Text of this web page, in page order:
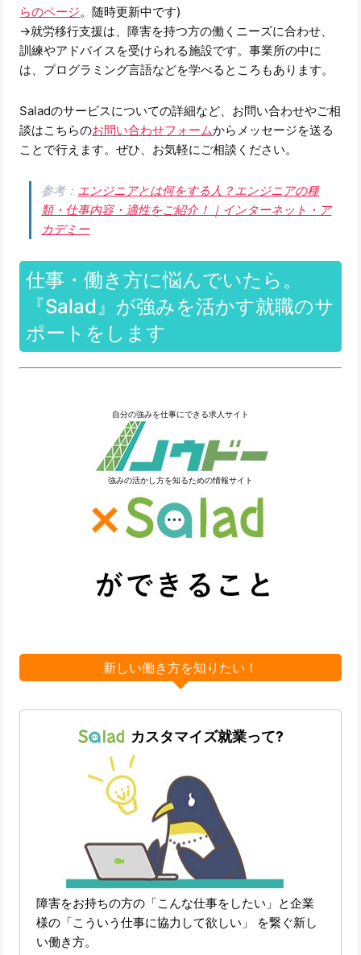
らのページ。随時更新中です)
→就労移行支援は、障害を持つ方の働くニーズに合わせ、
訓練やアドバイスを受けられる施設です。事業所の中に
は、プログラミング言語などを学べるところもあります。
Saladのサービスについての詳細など、お問い合わせやご相
談はこちらのお問い合わせフォームからメッセージを送る
ことで行えます。ぜひ、お気軽にご相談ください。
参考： エンジニアとは何をする人？エンジニアの種
類・仕事内容・適性をご紹介！｜インターネット・ア
カデミー
仕事・働き方に悩んでいたら。
『Salad』が強みを活かす就職のサ
ポートをします
自分の強みを仕事にできる求人サイト
強みの活かし方を知るための情報サイト
新しい働き方を知りたい！
カスタマイズ就業って?
障害をお持ちの方の「こんな仕事をしたい」と企業
様の「こういう仕事に協力して欲しい」 を繋ぐ新し
い働き方。